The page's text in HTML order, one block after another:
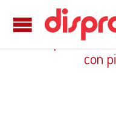
Comprobador
con